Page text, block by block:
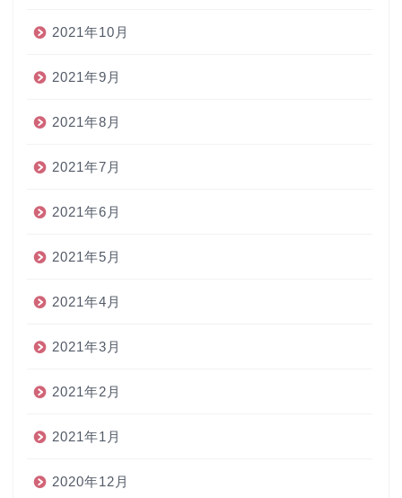
2021年10月
2021年9月
2021年8月
2021年7月
2021年6月
2021年5月
2021年4月
2021年3月
2021年2月
2021年1月
2020年12月